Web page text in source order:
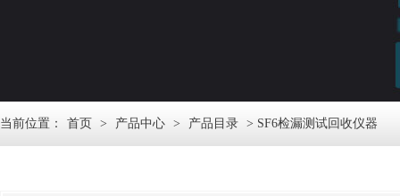
当前位置： 首页 > 产品中心 > 产品目录 > SF6检漏测试回收仪器